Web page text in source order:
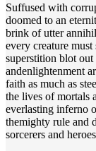
Suffused with
doomed to an
brink of utter
every creature
superstition blot
andenlightenment
faith as much as
the lives of mortals
everlasting inferno
themighty rule and
sorcerers and